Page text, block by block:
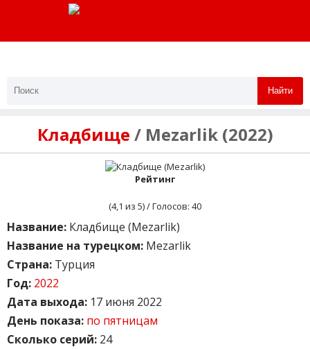
Найти
Кладбище / Mezarlik (2022)
Рейтинг
(4,1 из 5) / Голосов: 40
Название: Кладбище (Mezarlik)
Название на турецком: Mezarlik
Страна: Турция
Год: 2022
Дата выхода: 17 июня 2022
День показа: по пятницам
Сколько серий: 24